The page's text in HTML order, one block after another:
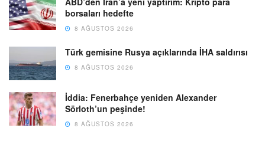
borsaları hedefte
8 AĞUSTOS 2026
Türk gemisine Rusya açıklarında İHA saldırısı
8 AĞUSTOS 2026
İddia: Fenerbahçe yeniden Alexander
Sörloth’un peşinde!
8 AĞUSTOS 2026